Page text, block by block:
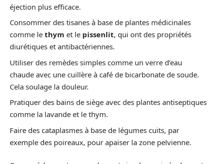
éjection plus efficace.
Consommer des tisanes à base de plantes médicinales
comme le thym et le pissenlit, qui ont des propriétés
diurétiques et antibactériennes.
Utiliser des remèdes simples comme un verre d’eau
chaude avec une cuillère à café de bicarbonate de soude.
Cela soulage la douleur.
Pratiquer des bains de siège avec des plantes antiseptiques
comme la lavande et le thym.
Faire des cataplasmes à base de légumes cuits, par
exemple des poireaux, pour apaiser la zone pelvienne.